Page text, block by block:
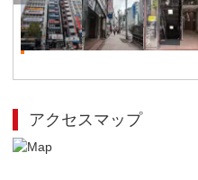
アクセスマップ